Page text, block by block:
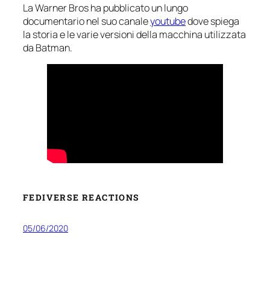
La Warner Bros ha pubblicato un lungo
documentario nel suo canaleyoutubedove spiega
la storia e le varie versioni della macchina utilizzata
da Batman.
FEDIVERSE REACTIONS
05/06/2020